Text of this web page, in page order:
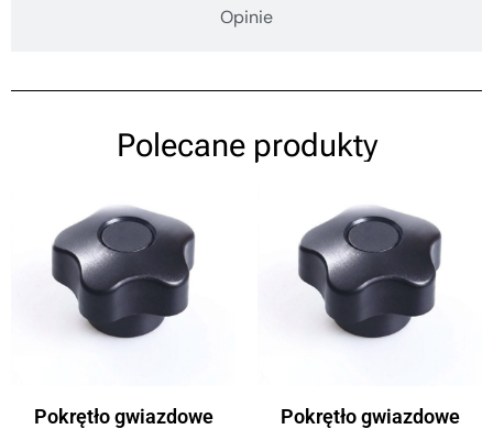
Opinie
Polecane produkty
Pokrętło gwiazdowe
Pokrętło gwiazdowe